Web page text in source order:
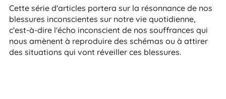
Cette série d'articles portera sur la résonnance de nos
blessures inconscientes sur notre vie quotidienne,
c'est-à-dire l'écho inconscient de nos souffrances qui
nous amènent à reproduire des schémas ou à attirer
des situations qui vont réveiller ces blessures.